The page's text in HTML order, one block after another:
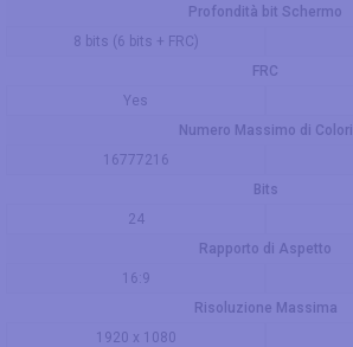
Profondità bit Schermo
8 bits (6 bits + FRC)
FRC
Yes
Numero Massimo di Colori
16777216
Bits
24
Rapporto di Aspetto
16:9
Risoluzione Massima
1920 x 1080